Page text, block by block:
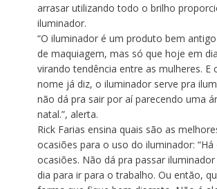
arrasar utilizando todo o brilho
iluminador.
“O iluminador é um produto bem
de maquiagem, mas só que hoje em
virando tendência entre as mulheres. E
nome já diz, o iluminador serve pra
não dá pra sair por aí parecendo uma
natal.”, alerta.
Rick Farias ensina quais são as
ocasiões para o uso do iluminador: “Há
ocasiões. Não dá pra passar
dia para ir para o trabalho. Ou então,